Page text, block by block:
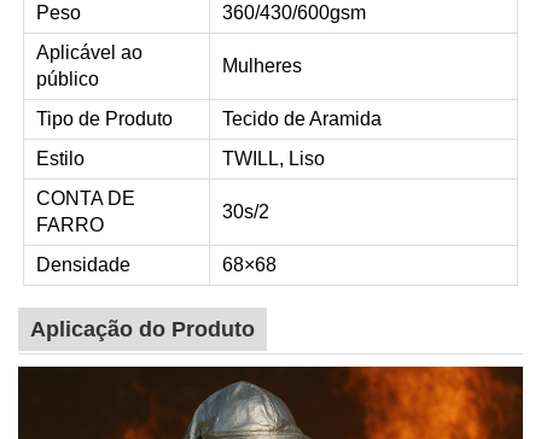
Peso
360/430/600gsm
Aplicável ao
público
Mulheres
Tipo de Produto
Tecido de Aramida
Estilo
TWILL, Liso
CONTA DE
FARRO
30s/2
Densidade 68×68
Aplicação do Produto